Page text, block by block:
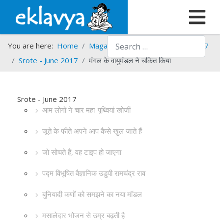
Search
You are here: Home Magazines Srote
Srote - 2017
Srote - June 2017
मंगल के वायुमंडल ने चकित किया
Srote - June 2017
आम लोगों ने चार महा-पृथ्वियां खोजीं
जूते के फीते अपने आप कैसे खुल जाते हैं
जो सोचते हैं, वह टाइप हो जाएगा
पद्म विभूषित वैज्ञानिक उडुपी रामचंद्र राव
बुनियादी कणों को समझने का नया मॉडल
मसालेदार भोजन से उम्र बढ़ती है